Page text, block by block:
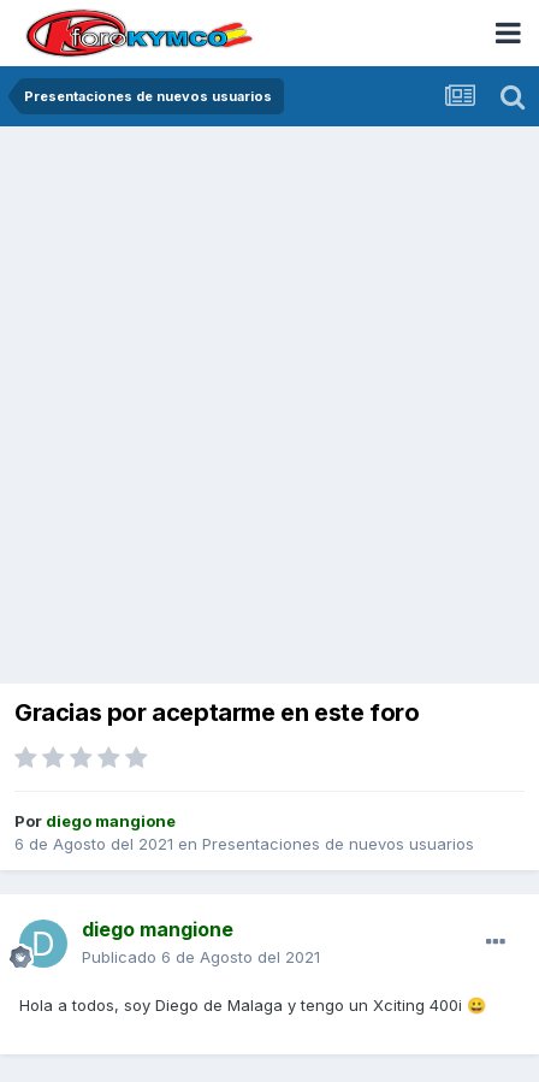
Presentaciones de nuevos usuarios
Gracias por aceptarme en este foro
Por diego mangione
6 de Agosto del 2021 en Presentaciones de nuevos usuarios
diego mangione
Publicado 6 de Agosto del 2021
Hola a todos, soy Diego de Malaga y tengo un Xciting 400i 😀